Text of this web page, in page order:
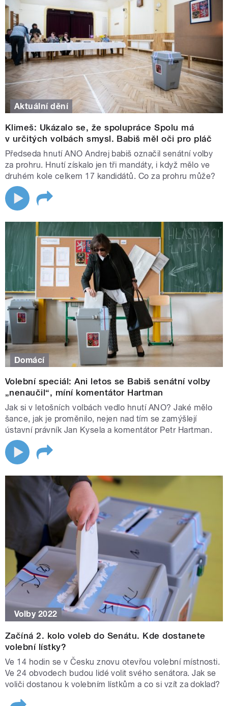
Aktuální dění
Klimeš: Ukázalo se, že spolupráce Spolu má
v určitých volbách smysl. Babiš měl oči pro pláč
Předseda hnutí ANO Andrej babiš označil senátní volby
za prohru. Hnutí získalo jen tři mandáty, i když mělo ve
druhém kole celkem 17 kandidátů. Co za prohru může?
Domácí
Volební speciál: Ani letos se Babiš senátní volby
„nenaučil“, míní komentátor Hartman
Jak si v letošních volbách vedlo hnutí ANO? Jaké mělo
šance, jak je proměnilo, nejen nad tím se zamýšlejí
ústavní právník Jan Kysela a komentátor Petr Hartman.
Volby 2022
Začíná 2. kolo voleb do Senátu. Kde dostanete
volební lístky?
Ve 14 hodin se v Česku znovu otevřou volební místnosti.
Ve 24 obvodech budou lidé volit svého senátora. Jak se
voliči dostanou k volebním lístkům a co si vzít za doklad?